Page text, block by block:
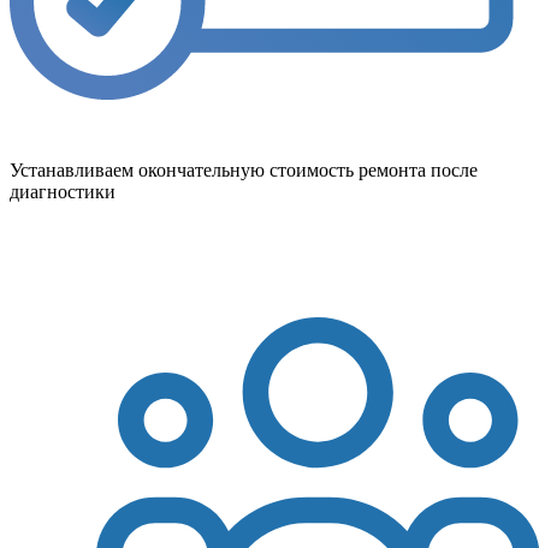
Устанавливаем окончательную стоимость ремонта после
диагностики